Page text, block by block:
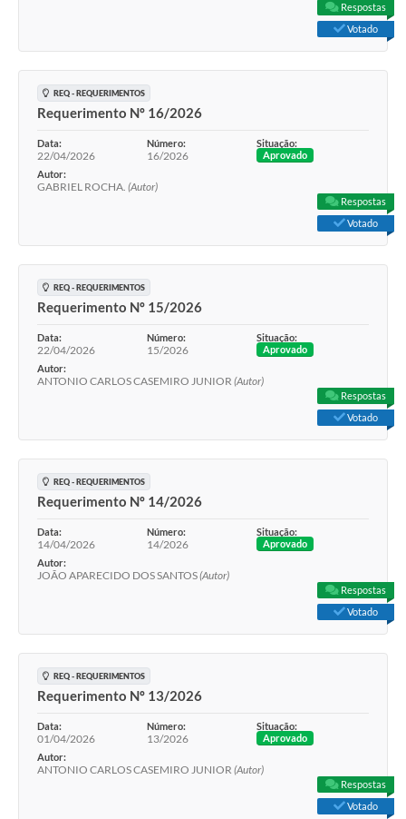
Respostas
Votado
REQ - REQUERIMENTOS
Requerimento Nº 16/2026
Data:
22/04/2026
Número:
16/2026
Situação:
Aprovado
Autor:
GABRIEL ROCHA. (Autor)
Respostas
Votado
REQ - REQUERIMENTOS
Requerimento Nº 15/2026
Data:
22/04/2026
Número:
15/2026
Situação:
Aprovado
Autor:
ANTONIO CARLOS CASEMIRO JUNIOR (Autor)
Respostas
Votado
REQ - REQUERIMENTOS
Requerimento Nº 14/2026
Data:
14/04/2026
Número:
14/2026
Situação:
Aprovado
Autor:
JOÃO APARECIDO DOS SANTOS(Autor)
Respostas
Votado
REQ - REQUERIMENTOS
Requerimento Nº 13/2026
Data:
01/04/2026
Número:
13/2026
Situação:
Aprovado
Autor:
ANTONIO CARLOS CASEMIRO JUNIOR (Autor)
Respostas
Votado